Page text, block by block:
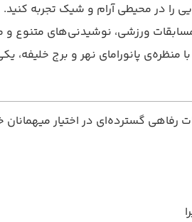
گسترده‌ای در اختیار